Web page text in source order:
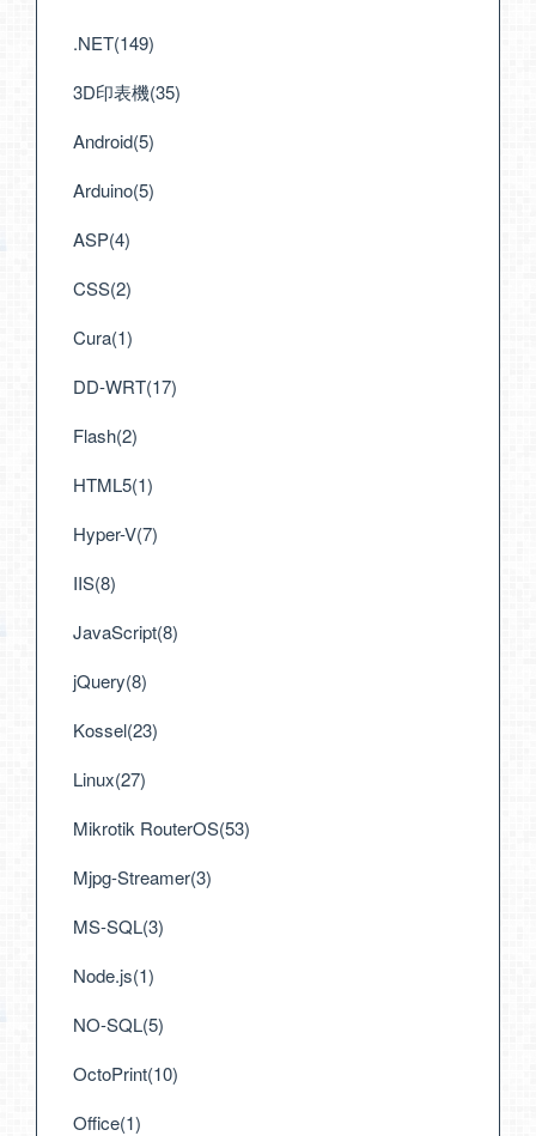
.NET(149)
3D印表機(35)
Android(5)
Arduino(5)
ASP(4)
CSS(2)
Cura(1)
DD-WRT(17)
Flash(2)
HTML5(1)
Hyper-V(7)
IIS(8)
JavaScript(8)
jQuery(8)
Kossel(23)
Linux(27)
Mikrotik RouterOS(53)
Mjpg-Streamer(3)
MS-SQL(3)
Node.js(1)
NO-SQL(5)
OctoPrint(10)
Office(1)